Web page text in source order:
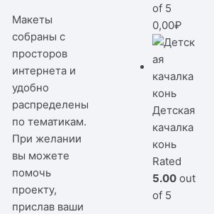
Макеты
собраны с
просторов
интернета и
удобно
распределены
по тематикам.
При желании
вы можете
помочь
проекту,
прислав ваши
of 5
0,00₽
Детская
качалка
конь
Rated
5.00 out
of 5